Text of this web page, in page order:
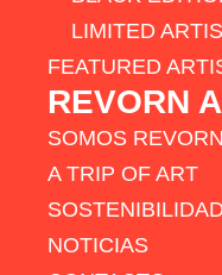
LIMITED
FEATURED
REVORN
SOMOS REVORN
A TRIP OF ART
SOSTENIBILIDAD
NOTICIAS